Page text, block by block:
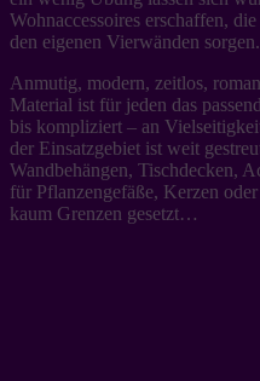
Wohnaccessoires erschaffen,
den eigenen Vierwänden sorgen.
Anmutig, modern, zeitlos,
Material ist für jeden das
bis kompliziert – an
der Einsatzgebiet ist weit
Wandbehängen, Tischdecken,
für Pflanzengefäße, Kerzen
kaum Grenzen gesetzt…